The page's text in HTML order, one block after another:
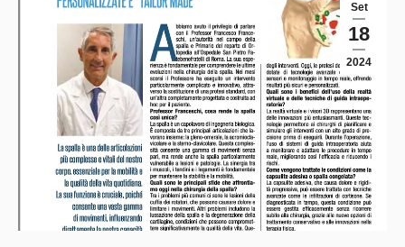
Set
18
2024